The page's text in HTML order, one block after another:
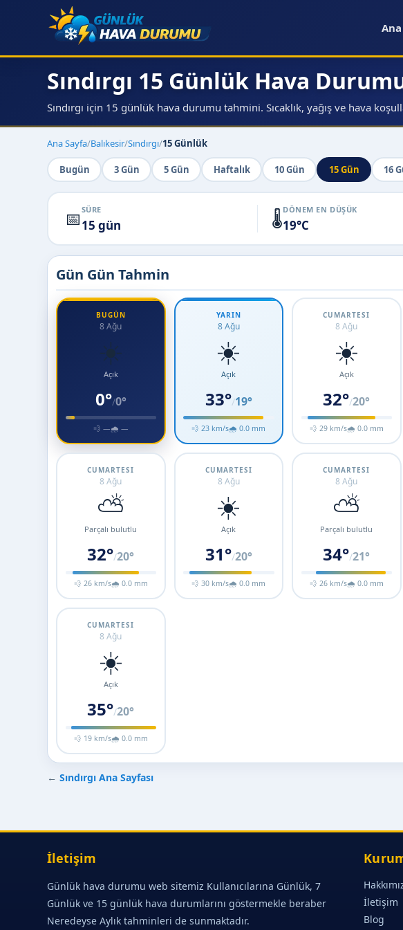
Sındırgı 15 Günlük Hava
Sındırgı için 15 günlük hava durumu tahmini. Sıcaklık, yağış ve hava
Ana Sayfa/Balıkesir/Sındırgı/15 Günlük
Bugün 3 Gün 5 Gün Haftalık 10 Gün 15 Gün 16
📅 SÜRE
15 gün 🌡️DÖNEM EN DÜŞÜK
19°C
Gün Gün Tahmin
BUGÜN
8 Ağu
☀️
Açık
0°/0°
💨 —🌧 —
YARIN
8 Ağu
☀️
Açık
33°/19°
💨 23 km/s🌧 0.0 mm
CUMARTESI
8 Ağu
☀️
Açık
32°/20°
💨 29 km/s🌧 0.0 mm
CUMARTESI
8 Ağu
⛅
Parçalı bulutlu
32°/20°
💨 26 km/s🌧 0.0 mm
CUMARTESI
8 Ağu
☀️
Açık
31°/20°
💨 30 km/s🌧 0.0 mm
CUMARTESI
8 Ağu
⛅
Parçalı bulutlu
34°/21°
💨 26 km/s🌧 0.0 mm
CUMARTESI
8 Ağu
☀️
Açık
35°/20°
💨 19 km/s🌧 0.0 mm
← Sındırgı Ana Sayfası
İletişim
Günlük hava durumu web sitemiz Kullanıcılarına Günlük, 7
Günlük ve 15 günlük hava durumlarını göstermekle beraber
Neredeyse Aylık tahminleri de sunmaktadır.
İletişim
Blog